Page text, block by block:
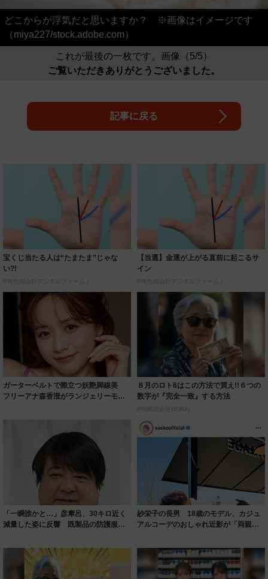
どこからが浮気だと思いますか？ ※画像はイメージです
（miya227/stock.adobe.com）
これが最後の一枚です。画像（5/5）
ご覧いただきありがとうございました。
記事に戻る
宝くじ当たる人は“たまたま”じゃな
い?!
PR(合同会社デジタルファーム )
【当選】金運が上がる直前に起こるサ
イン
PR(合同会社デジタルファーム )
ガーターベルトで際立つ妖艶脚線美
フリーアナ森香澄がランジェリーモデ
８月のロト6はこの方法で買え!!６つの
数字が『完全一致』する方法
PR(株式会社MURA)
「一瞬誰かと…」彦摩呂、30キロ近く
減量した姿に反響 既製品の防護服が
紗栄子の長男 18歳のモデル、カジュ
アルコーデのおしゃれ近影が「両親の